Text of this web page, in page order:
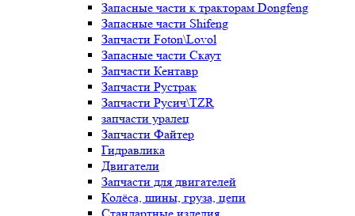
Запасные части к тракторам Dongfeng
Запасные части Shifeng
Запчасти Foton\Lovol
Запасные части Скаут
Запчасти Кентавр
Запчасти Рустрак
Запчасти Русич\TZR
запчасти уралец
Запчасти Файтер
Гидравлика
Двигатели
Запчасти для двигателей
Колёса, шины, груза, цепи